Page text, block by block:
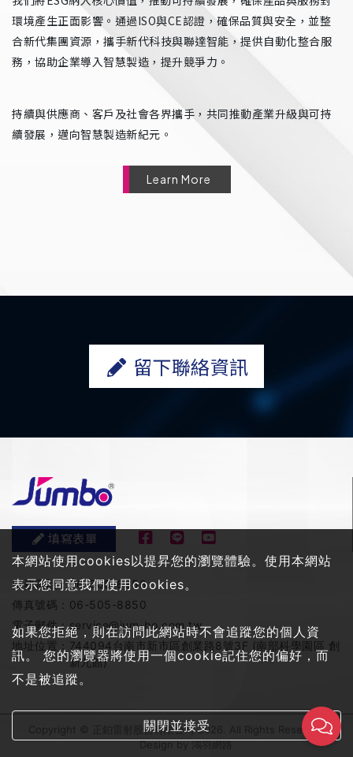
環境產生正面影響。通過ISO與CE認證，確保品質與安全，並整
合新代集團資源，攜手新代科技與聯達智能，提供自動化整合服
務，協助企業導入智慧製造，提升競爭力。
持續與供應商、客戶及社會各界攜手，共同推動產業升級與可持
續發展，邁向智慧製造新紀元。
Learn More
留下聯絡資訊
填寫表單
服務電話：06-505-8858
傳真號碼： 06-505-8850
電子郵件：service@jum-bo.com.tw
地址位置： 744094台南市新市區創業路8號3F (南部科學園區 創
新九館)
Copyright © 正鉑雷射股份有限公司 2026. All Rights Reserved
Design by鴻羽網路
本網站使用cookies以提昇您的瀏覽體驗。使用本網站
表示您同意我們使用cookies。
如果您拒絕，則在訪問此網站時不會追蹤您的個人資
訊。 您的瀏覽器將使用一個cookie記住您的偏好，而
不是被追蹤。
關閉並接受